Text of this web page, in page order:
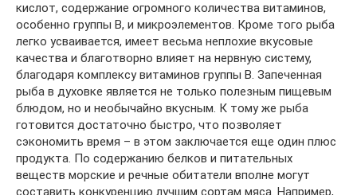
кислот, содержание огромного количества витаминов,
особенно группы B, и микроэлементов. Кроме того рыба
легко усваивается, имеет весьма неплохие вкусовые
качества и благотворно влияет на нервную систему,
благодаря комплексу витаминов группы В. Запеченная
рыба в духовке является не только полезным пищевым
блюдом, но и необычайно вкусным. К тому же рыба
готовится достаточно быстро, что позволяет
сэкономить время – в этом заключается еще один плюс
продукта. По содержанию белков и питательных
веществ морские и речные обитатели вполне могут
составить конкуренцию лучшим сортам мяса. Например,